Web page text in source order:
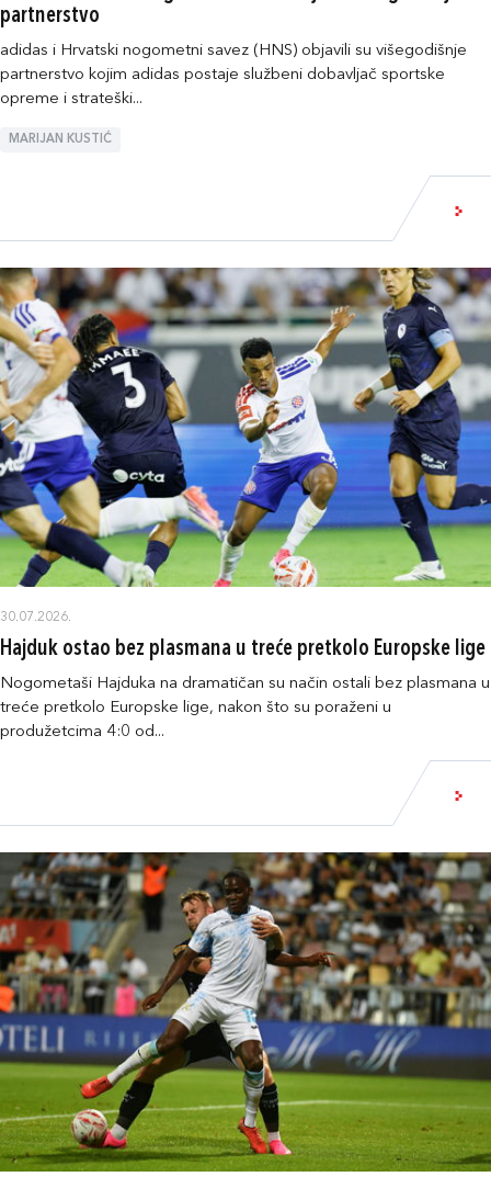
partnerstvo
adidas i Hrvatski nogometni savez (HNS) objavili su višegodišnje
partnerstvo kojim adidas postaje službeni dobavljač sportske
opreme i strateški...
MARIJAN KUSTIĆ
30.07.2026.
Hajduk ostao bez plasmana u treće pretkolo Europske lige
Nogometaši Hajduka na dramatičan su način ostali bez plasmana u
treće pretkolo Europske lige, nakon što su poraženi u
produžetcima 4:0 od...